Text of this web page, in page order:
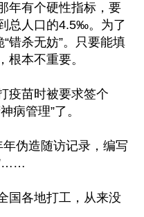
年有个硬性指标，要
总人口的4.5‰。为了
错杀无妨”。只要能填
根本不重要。
疫苗时被要求签个
病管理”了。
伪造随访记录，编写
”……
国各地打工，从来没